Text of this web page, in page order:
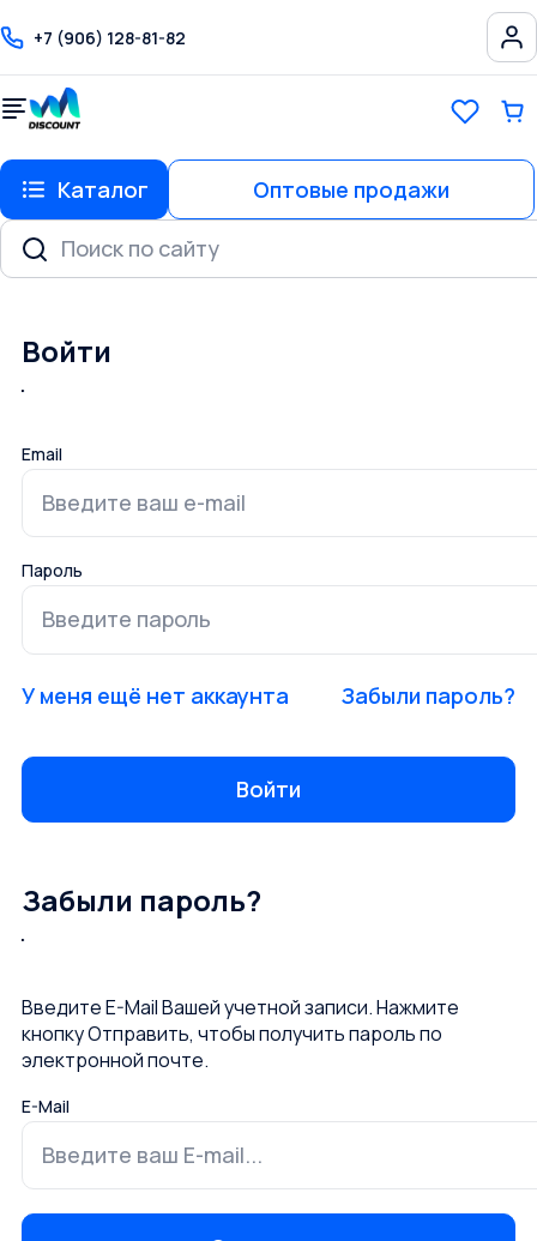
+7 (906) 128-81-82
Каталог Оптовые продажи
Войти
Email
Пароль
У меня ещё нет аккаунта Забыли пароль?
Забыли пароль?
Введите E-Mail Вашей учетной записи. Нажмите
кнопку Отправить, чтобы получить пароль по
электронной почте.
E-Mail